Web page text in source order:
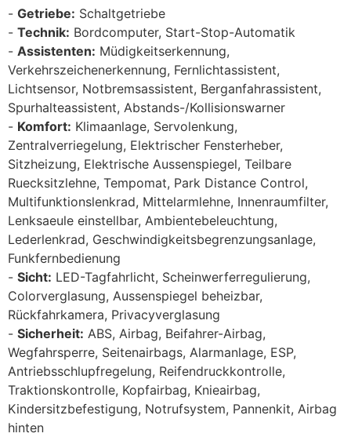
Getriebe: Schaltgetriebe
Technik: Bordcomputer, Start-Stop-Automatik
Assistenten: Müdigkeitserkennung,
Verkehrszeichenerkennung, Fernlichtassistent,
Lichtsensor, Notbremsassistent, Berganfahrassistent,
Spurhalteassistent, Abstands-/Kollisionswarner
Komfort: Klimaanlage, Servolenkung,
Zentralverriegelung, Elektrischer Fensterheber,
Sitzheizung, Elektrische Aussenspiegel, Teilbare
Ruecksitzlehne, Tempomat, Park Distance Control,
Multifunktionslenkrad, Mittelarmlehne, Innenraumfilter,
Lenksaeule einstellbar, Ambientebeleuchtung,
Lederlenkrad, Geschwindigkeitsbegrenzungsanlage,
Funkfernbedienung
Sicht: LED-Tagfahrlicht, Scheinwerferregulierung,
Colorverglasung, Aussenspiegel beheizbar,
Rückfahrkamera, Privacyverglasung
Sicherheit: ABS, Airbag, Beifahrer-Airbag,
Wegfahrsperre, Seitenairbags, Alarmanlage, ESP,
Antriebsschlupfregelung, Reifendruckkontrolle,
Traktionskontrolle, Kopfairbag, Knieairbag,
Kindersitzbefestigung, Notrufsystem, Pannenkit, Airbag
hinten